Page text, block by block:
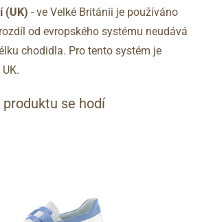
(UK) - ve Velké Británii je používáno
od evropského systému neudává
chodidla. Pro tento systém je
produktu se hodí